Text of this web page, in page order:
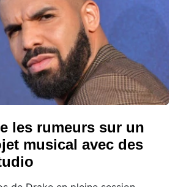
les rumeurs sur un
musical avec des